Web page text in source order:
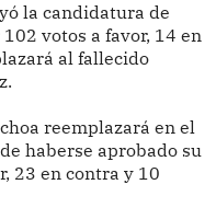
la candidatura de
votos a favor, 14 en
al fallecido
reemplazará en el
haberse aprobado su
23 en contra y 10